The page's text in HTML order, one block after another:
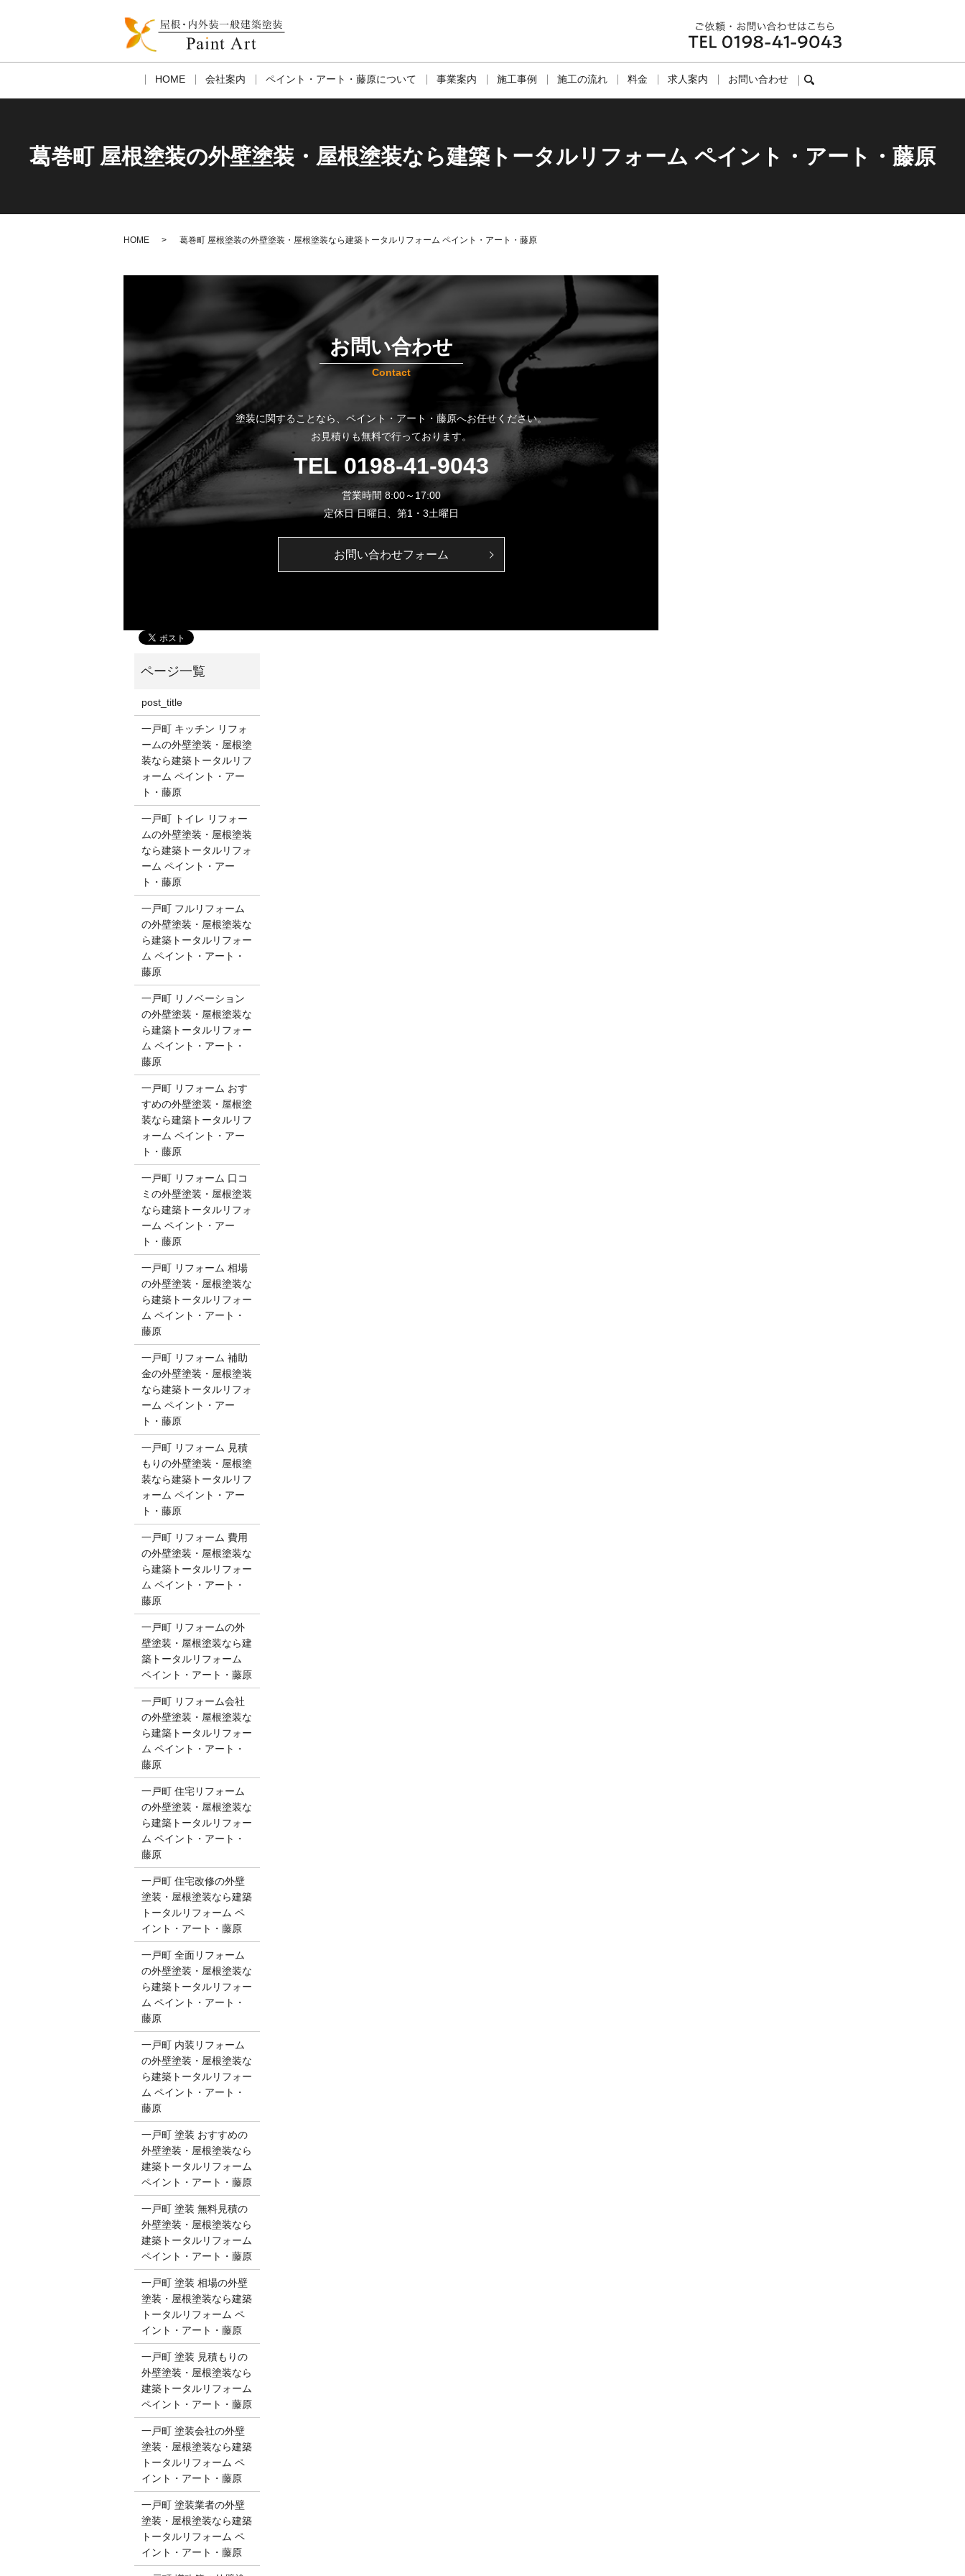
HOME 会社案内 ペイント・アート・藤原について 事業案内 施工事例 施工の流れ 料金 求人案内 お問い合わせ search
葛巻町 屋根塗装の外壁塗装・屋根塗装なら建築トータルリフォーム ペイント・アート・藤原
HOME 葛巻町 屋根塗装の外壁塗装・屋根塗装なら建築トータルリフォーム ペイント・アート・藤原
お問い合わせ
Contact
塗装に関することなら、 ペイント・アート・藤原へお任せください。
お見積りも無料で行っております。
TEL 0198-41-9043
営業時間 8:00～17:00
定休日 日曜日、第1・3土曜日
お問い合わせフォーム
post_title
一戸町 キッチン リフォ
ームの外壁塗装・屋根塗
装なら建築トータルリフ
ォーム ペイント・アー
ト・藤原
一戸町 トイレ リフォー
ムの外壁塗装・屋根塗装
なら建築トータルリフォ
ーム ペイント・アー
ト・藤原
一戸町 フルリフォーム
の外壁塗装・屋根塗装な
ら建築トータルリフォー
ム ペイント・アート・
藤原
一戸町 リノベーション
の外壁塗装・屋根塗装な
ら建築トータルリフォー
ム ペイント・アート・
藤原
一戸町 リフォーム おす
すめの外壁塗装・屋根塗
装なら建築トータルリフ
ォーム ペイント・アー
ト・藤原
一戸町 リフォーム 口コ
ミの外壁塗装・屋根塗装
なら建築トータルリフォ
ーム ペイント・アー
ト・藤原
一戸町 リフォーム 相場
の外壁塗装・屋根塗装な
ら建築トータルリフォー
ム ペイント・アート・
藤原
一戸町 リフォーム 補助
金の外壁塗装・屋根塗装
なら建築トータルリフォ
ーム ペイント・アー
ト・藤原
一戸町 リフォーム 見積
もりの外壁塗装・屋根塗
装なら建築トータルリフ
ォーム ペイント・アー
ト・藤原
一戸町 リフォーム 費用
の外壁塗装・屋根塗装な
ら建築トータルリフォー
ム ペイント・アート・
藤原
一戸町 リフォームの外
壁塗装・屋根塗装なら建
築トータルリフォーム
ペイント・アート・藤原
一戸町 リフォーム会社
の外壁塗装・屋根塗装な
ら建築トータルリフォー
ム ペイント・アート・
藤原
一戸町 住宅リフォーム
の外壁塗装・屋根塗装な
ら建築トータルリフォー
ム ペイント・アート・
藤原
一戸町 住宅改修の外壁
塗装・屋根塗装なら建築
トータルリフォーム ペ
イント・アート・藤原
一戸町 全面リフォーム
の外壁塗装・屋根塗装な
ら建築トータルリフォー
ム ペイント・アート・
藤原
一戸町 内装リフォーム
の外壁塗装・屋根塗装な
ら建築トータルリフォー
ム ペイント・アート・
藤原
一戸町 塗装 おすすめの
外壁塗装・屋根塗装なら
建築トータルリフォーム
ペイント・アート・藤原
一戸町 塗装 無料見積の
外壁塗装・屋根塗装なら
建築トータルリフォーム
ペイント・アート・藤原
一戸町 塗装 相場の外壁
塗装・屋根塗装なら建築
トータルリフォーム ペ
イント・アート・藤原
一戸町 塗装 見積もりの
外壁塗装・屋根塗装なら
建築トータルリフォーム
ペイント・アート・藤原
一戸町 塗装会社の外壁
塗装・屋根塗装なら建築
トータルリフォーム ペ
イント・アート・藤原
一戸町 塗装業者の外壁
塗装・屋根塗装なら建築
トータルリフォーム ペ
イント・アート・藤原